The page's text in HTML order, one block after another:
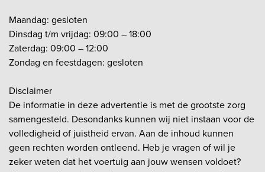
Maandag: gesloten
Dinsdag t/m vrijdag: 09:00 – 18:00
Zaterdag: 09:00 – 12:00
Zondag en feestdagen: gesloten
Disclaimer
De informatie in deze advertentie is met de grootste zorg
samengesteld. Desondanks kunnen wij niet instaan voor de
volledigheid of juistheid ervan. Aan de inhoud kunnen
geen rechten worden ontleend. Heb je vragen of wil je
zeker weten dat het voertuig aan jouw wensen voldoet?